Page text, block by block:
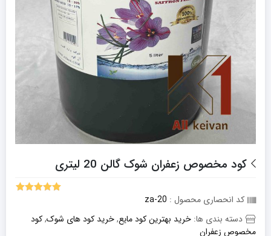
کود مخصوص زعفران شوک گالن 20 لیتری
مشتری
کد انحصاری محصول : za-20
دسته بندی ها: خرید بهترین کود مایع,خرید کود های شوک,کود
مخصوص زعفران